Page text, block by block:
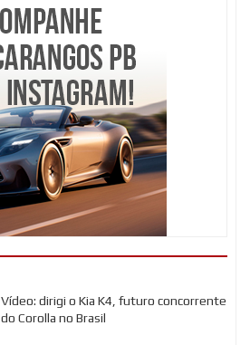
Vídeo: dirigi o Kia K4, futuro concorrente
do Corolla no Brasil